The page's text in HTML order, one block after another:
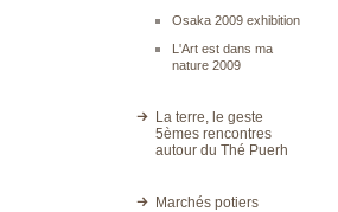
Osaka 2009 exhibition
L'Art est dans ma
nature 2009
La terre, le geste
5èmes rencontres
autour du Thé Puerh
Marchés potiers